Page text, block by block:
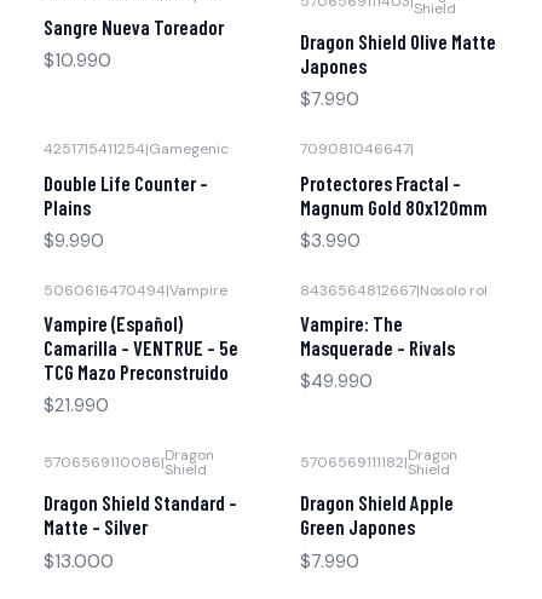
Sangre Nueva Toreador
$10.990
Shield
Dragon Shield Olive Matte
Japones
$7.990
4251715411254|Gamegenic
Double Life Counter -
Plains
$9.990
709081046647|
Protectores Fractal -
Magnum Gold 80x120mm
$3.990
5060616470494|Vampire
Vampire (Español)
Camarilla - VENTRUE - 5e
TCG Mazo Preconstruido
$21.990
8436564812667|Nosolo rol
Vampire: The
Masquerade – Rivals
$49.990
5706569110086|Dragon
Shield
Dragon Shield Standard -
Matte - Silver
$13.000
5706569111182|Dragon
Shield
Dragon Shield Apple
Green Japones
$7.990